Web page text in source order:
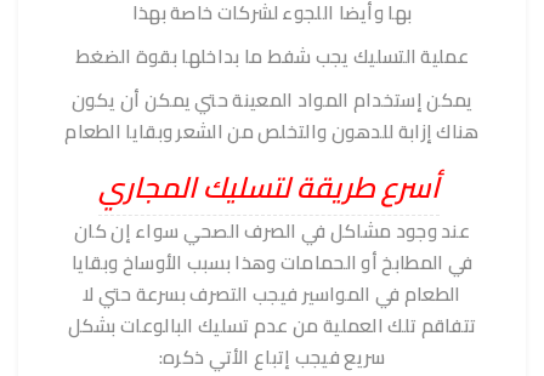
بها وأيضا اللجوء لشركات خاصة بهذا
عملية التسليك يجب شفط ما بداخلها بقوة الضغط
يمكن إستخدام المواد المعينة حتي يمكن أن يكون
هناك إزابة للدهون والتخلص من الشعر وبقايا الطعام
أسرع طريقة لتسليك المجاري
عند وجود مشاكل في الصرف الصحي سواء إن كان
في المطابخ أو الحمامات وهذا بسبب الأوساخ وبقايا
الطعام في المواسير فيجب التصرف بسرعة حتي لا
تتفاقم تلك العملية من عدم تسليك البالوعات بشكل
سريع فيجب إتباع الأتي ذكره: